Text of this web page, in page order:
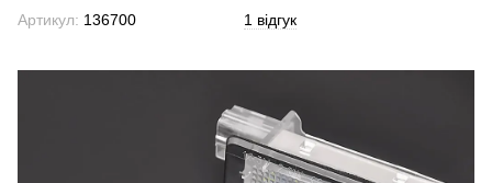
Артикул: 136700 1 відгук